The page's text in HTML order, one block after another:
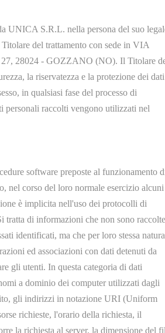
in questa
UNICA S.R.L. nella persona del suo
del trattamento con sede in VIA
28024 - GOZZANO (NO). Il Titolare
la riservatezza e la protezione dei dati
in qualsiasi fase del processo di
personali raccolti vengono utilizzati nel
software preposte al funzionamento
nel corso del loro normale esercizio alcuni
è implicita nell'uso dei protocolli di
tratta di informazioni che non sono raccolte
identificati, ma che per loro stessa natura
ed associazioni con dati detenuti da
gli utenti. In questa categoria di dati
a dominio dei computer utilizzati dagli
gli indirizzi in notazione URI (Uniform
richieste, l'orario della richiesta, il
la richiesta al server, la dimensione del